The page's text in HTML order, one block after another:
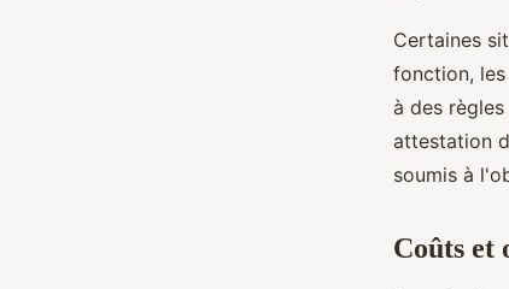
Certaines
fonction,
à des
attestation
soumis à
Coûts et